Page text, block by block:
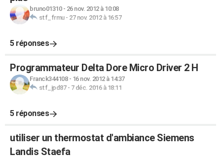
bruno01310- 26 nov. 2012 à 10:08
stf_frmu- 27 nov. 2012 à 16:57
5 réponses
Programmateur Delta Dore Micro Driver 2 H
Franck344108- 16 nov. 2012 à 14:37
stf_jpd87- 7 déc. 2016 à 18:11
5 réponses
utiliser un thermostat d'ambiance Siemens
Landis Staefa